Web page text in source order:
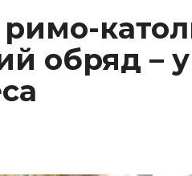
римо-
обряд –